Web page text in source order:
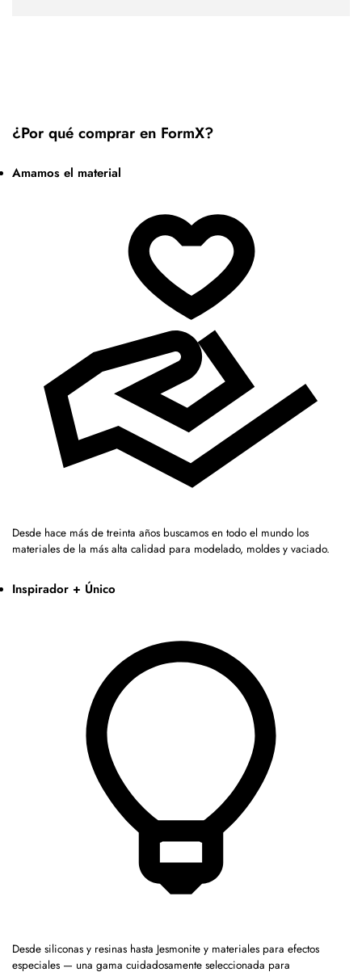
¿Por qué comprar en FormX?
Amamos el material
Desde hace más de treinta años buscamos en todo el mundo los
materiales de la más alta calidad para modelado, moldes y vaciado.
Inspirador + Único
Desde siliconas y resinas hasta Jesmonite y materiales para efectos
especiales — una gama cuidadosamente seleccionada para